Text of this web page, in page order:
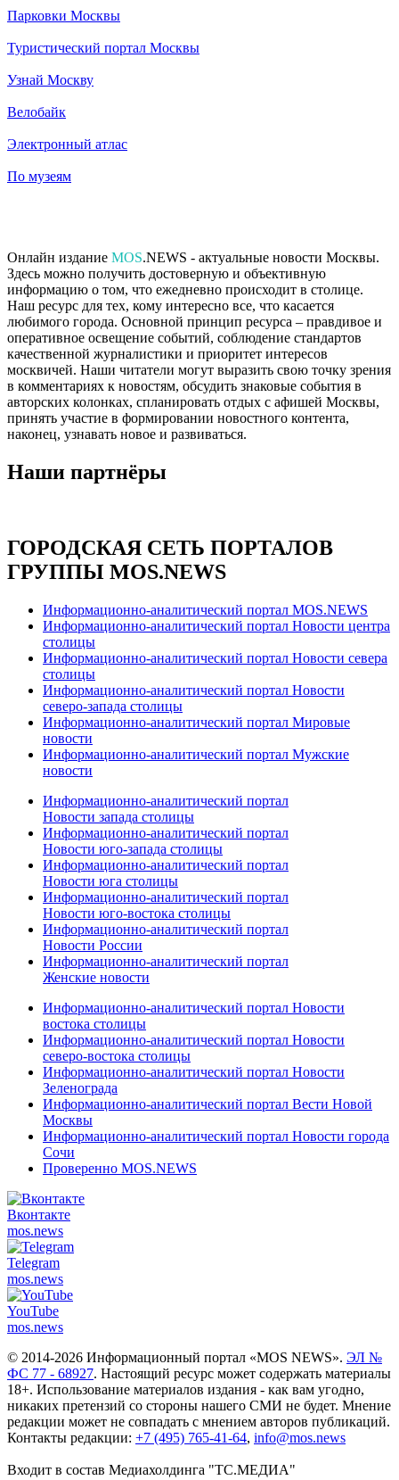
Парковки Москвы
Туристический портал Москвы
Узнай Москву
Велобайк
Электронный атлас
По музеям
Онлайн издание MOS.NEWS - актуальные новости Москвы.
Здесь можно получить достоверную и объективную
информацию о том, что ежедневно происходит в столице.
Наш ресурс для тех, кому интересно все, что касается
любимого города. Основной принцип ресурса – правдивое и
оперативное освещение событий, соблюдение стандартов
качественной журналистики и приоритет интересов
москвичей. Наши читатели могут выразить свою точку зрения
в комментариях к новостям, обсудить знаковые события в
авторских колонках, спланировать отдых с афишей Москвы,
принять участие в формировании новостного контента,
наконец, узнавать новое и развиваться.
Наши партнёры
ГОРОДСКАЯ СЕТЬ ПОРТАЛОВ
ГРУППЫ MOS.NEWS
Информационно-аналитический портал MOS.NEWS
Информационно-аналитический портал Новости центра
столицы
Информационно-аналитический портал Новости севера
столицы
Информационно-аналитический портал Новости
северо-запада столицы
Информационно-аналитический портал Мировые
новости
Информационно-аналитический портал Мужские
новости
Информационно-аналитический портал
Новости запада столицы
Информационно-аналитический портал
Новости юго-запада столицы
Информационно-аналитический портал
Новости юга столицы
Информационно-аналитический портал
Новости юго-востока столицы
Информационно-аналитический портал
Новости России
Информационно-аналитический портал
Женские новости
Информационно-аналитический портал Новости
востока столицы
Информационно-аналитический портал Новости
северо-востока столицы
Информационно-аналитический портал Новости
Зеленограда
Информационно-аналитический портал Вести Новой
Москвы
Информационно-аналитический портал Новости города
Сочи
Проверенно MOS.NEWS
Вконтакте
mos.news
Telegram
mos.news
YouTube
mos.news
© 2014-2026 Информационный портал «MOS NEWS». ЭЛ №
ФС 77 - 68927. Настоящий ресурс может содержать материалы
18+. Использование материалов издания - как вам угодно,
никаких претензий со стороны нашего СМИ не будет. Мнение
редакции может не совпадать с мнением авторов публикаций.
Контакты редакции: +7 (495) 765-41-64, info@mos.news
Входит в состав Медиахолдинга "ТС.МЕДИА"